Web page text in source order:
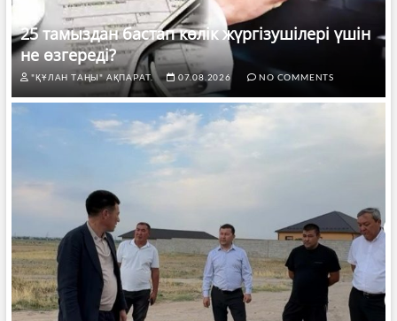
25 тамыздан бастап көлік жүргізушілері үшін
не өзгереді?
"ҚҰЛАН ТАҢЫ" АҚПАРАТ. 07.08.2026 NO COMMENTS